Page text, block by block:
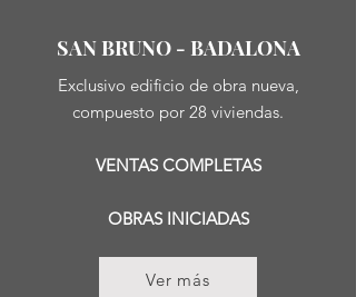
SAN BRUNO - BADALONA
Exclusivo edificio de obra nueva,
compuesto por 28 viviendas.
VENTAS COMPLETAS
OBRAS INICIADAS
Ver más